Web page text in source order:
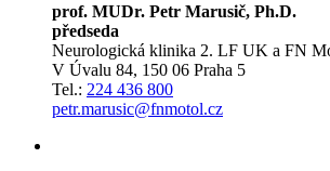
prof. MUDr. Petr Marusič, Ph.D.
předseda
Neurologická klinika 2. LF UK a FN
V Úvalu 84, 150 06 Praha 5
Tel.: 224 436 800
petr.marusic@fnmotol.cz